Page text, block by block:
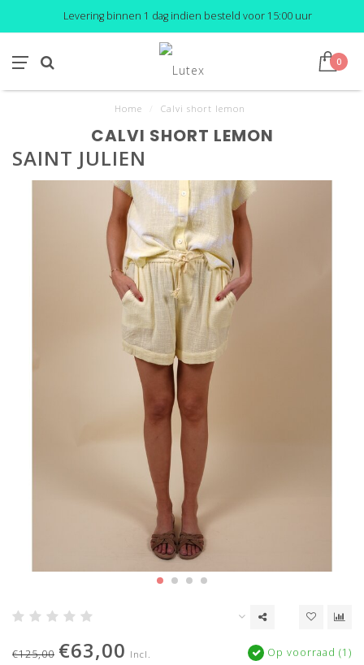
Levering binnen 1 dag indien besteld voor 15:00 uur
0
Home Calvi short lemon
CALVI SHORT LEMON
SAINT JULIEN
€125,00 €63,00 Incl.
Op voorraad (1)